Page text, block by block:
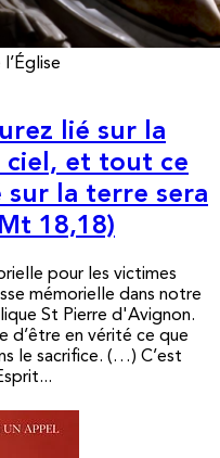
lié sur la
ciel, et tout ce
sur la terre sera
18,18)
pour les victimes
mémorielle dans notre
St Pierre d'Avignon.
d’être en vérité ce que
le sacrifice. (…) C’est